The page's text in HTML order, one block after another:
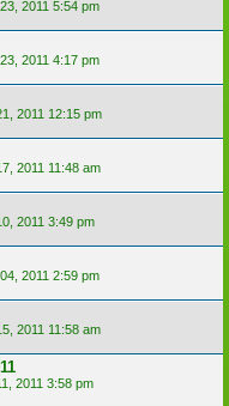
2011 5:54 pm
2011 4:17 pm
2011 12:15 pm
2011 11:48 am
2011 3:49 pm
2011 2:59 pm
2011 11:58 am
2011 3:58 pm